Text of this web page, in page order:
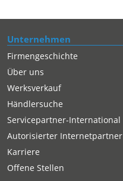
Unternehmen
Firmengeschichte
Über uns
Werksverkauf
Händlersuche
Servicepartner-International
Autorisierter Internetpartner
Karriere
Offene Stellen